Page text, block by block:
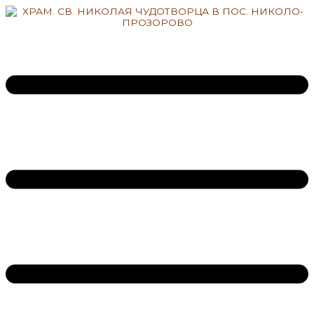
Перейти